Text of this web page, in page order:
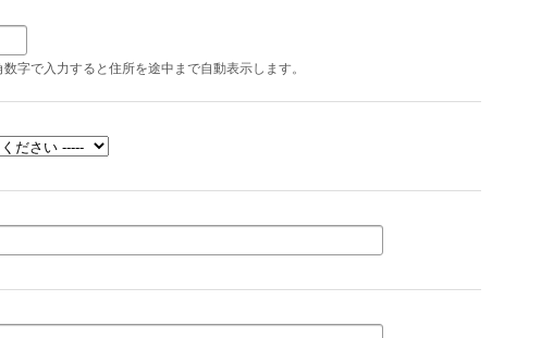
字で入力すると住所を途中まで自動表示します。